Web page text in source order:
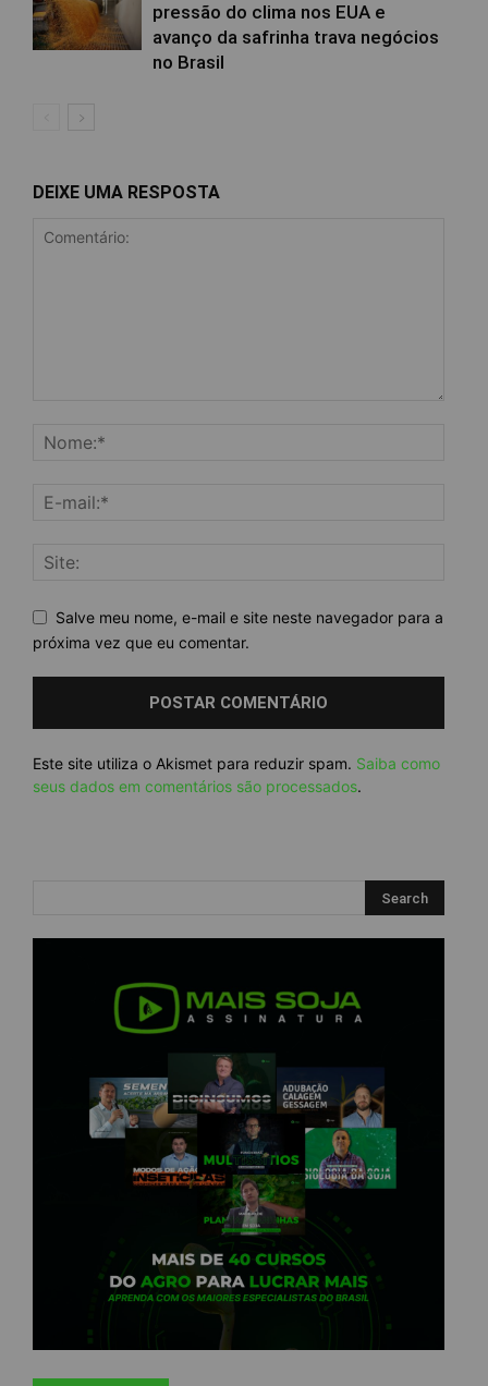
pressão do clima nos EUA e
avanço da safrinha trava negócios
no Brasil
DEIXE UMA RESPOSTA
Salve meu nome, e-mail e site neste navegador para a
próxima vez que eu comentar.
Este site utiliza o Akismet para reduzir spam. Saiba como
seus dados em comentários são processados.